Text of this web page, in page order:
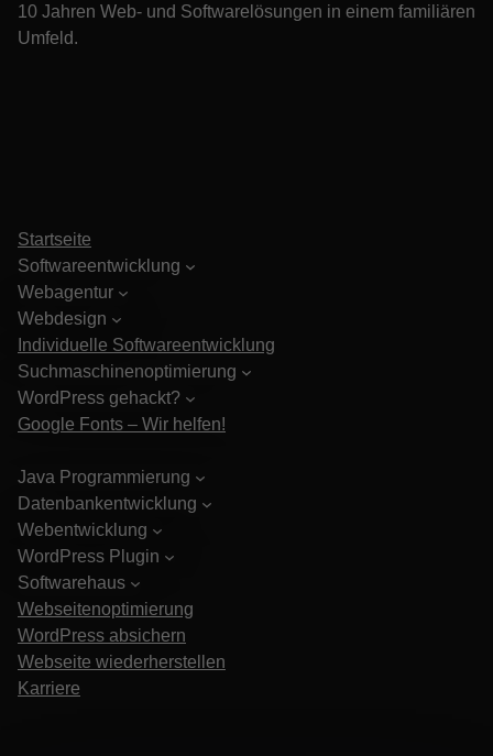
10 Jahren Web- und Softwarelösungen in einem familiären
Umfeld.
Startseite
Softwareentwicklung
Webagentur
Webdesign
Individuelle Softwareentwicklung
Suchmaschinenoptimierung
WordPress gehackt?
Google Fonts – Wir helfen!
Java Programmierung
Datenbankentwicklung
Webentwicklung
WordPress Plugin
Softwarehaus
Webseitenoptimierung
WordPress absichern
Webseite wiederherstellen
Karriere